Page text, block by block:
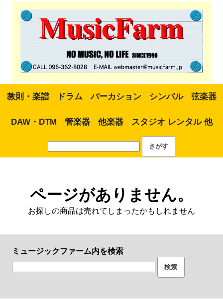
教則・楽譜 ドラム パーカション シンバル 弦楽器
DAW・DTM 管楽器 他楽器 スタジオ レンタル 他
ページがありません。
お探しの商品は売れてしまったかもしれません
ミュージックファーム内を検索